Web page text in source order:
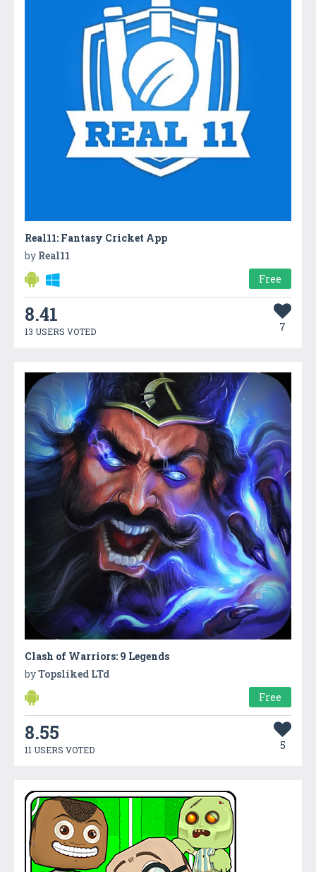
Real11: Fantasy Cricket App
by Real11
Free
8.41
13 USERS VOTED 7
Clash of Warriors: 9 Legends
byTopsliked LTd
Free
8.55
11 USERS VOTED 5